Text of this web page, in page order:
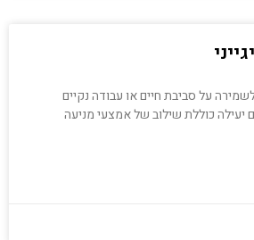
על סביבת חיים או עבודה נקיים
יעילה כוללת שילוב של אמצעי מניעה